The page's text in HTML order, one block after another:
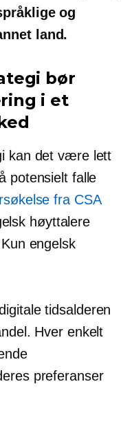
og
land.
bør
i et
kan det være lett
potensielt falle
fra CSA
høyttalere
Kun engelsk
tidsalderen
Hver enkelt
preferanser